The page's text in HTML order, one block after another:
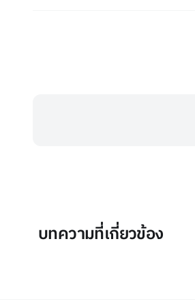
บทความที่เกี่ยวข้อง